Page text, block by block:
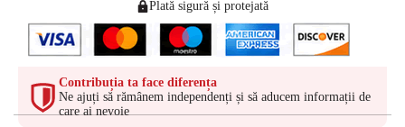
Plată sigură și protejată
Contribuția ta face diferența
Ne ajuți să rămânem independenți și să aducem informații de
care ai nevoie